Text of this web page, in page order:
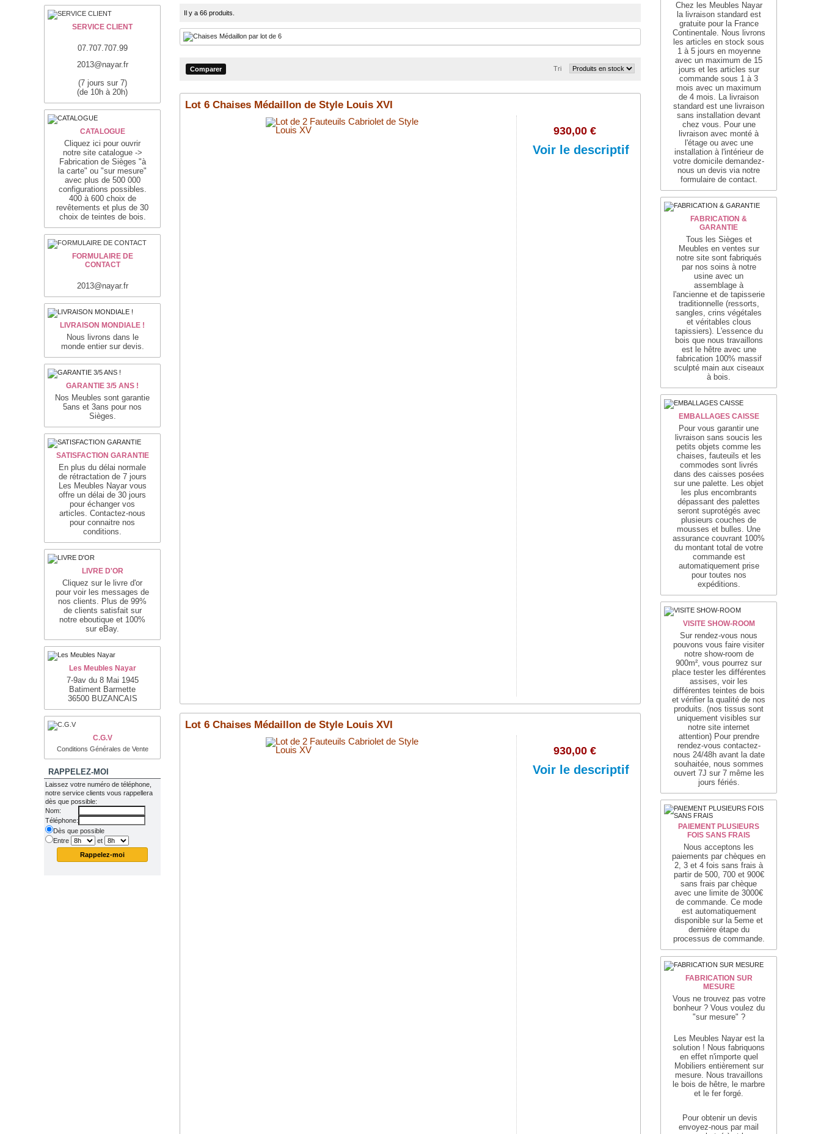
SERVICE CLIENT
07.707.707.99
2013@nayar.fr
(7 jours sur 7)
(de 10h à 20h)
CATALOGUE
Cliquez ici pour ouvrir
notre site catalogue ->
Fabrication de Sièges "à
la carte" ou "sur mesure"
avec plus de 500 000
configurations possibles.
400 à 600 choix de
revêtements et plus de 30
choix de teintes de bois.
FORMULAIRE DE
CONTACT
2013@nayar.fr
LIVRAISON MONDIALE !
Nous livrons dans le
monde entier sur devis.
GARANTIE 3/5 ANS !
Nos Meubles sont garantie
5ans et 3ans pour nos
Sièges.
SATISFACTION GARANTIE
En plus du délai normale
de rétractation de 7 jours
Les Meubles Nayar vous
offre un délai de 30 jours
pour échanger vos
articles. Contactez-nous
pour connaitre nos
conditions.
LIVRE D'OR
Cliquez sur le livre d'or
pour voir les messages de
nos clients. Plus de 99%
de clients satisfait sur
notre eboutique et 100%
sur eBay.
Les Meubles Nayar
7-9av du 8 Mai 1945
Batiment Barmette
36500 BUZANCAIS
C.G.V
Conditions Générales de Vente
RAPPELEZ-MOI
Laissez votre numéro de téléphone,
notre service clients vous rappellera
dès que possible:
Nom:
Téléphone:
Dès que possible
Entre
et
Il y a 66 produits.
Tri
Lot 6 Chaises Médaillon de Style Louis XVI
Lot
de
6
Chaises
Médaillon
de
Style
Louis
XVI.
Articles
neuf
fabriqués
par
nos
soins
en
hêtre
massif
sculpté
main
avec
un
rembourrage
traditionnel.
Livraison
gratuite
chez
vous
si
vous
êtes
en
France.
Si
vous
sélectionnez
le
mode
de
paiement
"chèque",
valable
pour
ce
produit
uniquement,
vous
pourrez
payer
en
3
fois
sans
frais
si
vous
le
souhaitez,...
930,00 €
Voir le descriptif
Ajouter au panier
Lot 6 Chaises Médaillon de Style Louis XVI
Lot
de
6
Chaises
Médaillon
de
Style
Louis
XVI.
Articles
neuf
fabriqués
par
nos
soins
en
hêtre
massif
sculpté
main
avec
un
rembourrage
traditionnel.
Livraison
gratuite
chez
vous
si
vous
êtes
en
France.
Si
vous
sélectionnez
le
mode
de
paiement
930,00 €
Voir le descriptif
Chez les Meubles Nayar
la livraison standard est
gratuite pour la France
Continentale. Nous livrons
les articles en stock sous
1 à 5 jours en moyenne
avec un maximum de 15
jours et les articles sur
commande sous 1 à 3
mois avec un maximum
de 4 mois. La livraison
standard est une livraison
sans installation devant
chez vous. Pour une
livraison avec monté à
l'étage ou avec une
installation à l'intérieur de
votre domicile demandez-
nous un devis via notre
formulaire de contact.
FABRICATION &
GARANTIE
Tous les Sièges et
Meubles en ventes sur
notre site sont fabriqués
par nos soins à notre
usine avec un
assemblage à
l'ancienne et de tapisserie
traditionnelle (ressorts,
sangles, crins végétales
et véritables clous
tapissiers). L'essence du
bois que nous travaillons
est le hêtre avec une
fabrication 100% massif
sculpté main aux ciseaux
à bois.
EMBALLAGES CAISSE
Pour vous garantir une
livraison sans soucis les
petits objets comme les
chaises, fauteuils et les
commodes sont livrés
dans des caisses posées
sur une palette. Les objet
les plus encombrants
dépassant des palettes
seront suprotégés avec
plusieurs couches de
mousses et bulles. Une
assurance couvrant 100%
du montant total de votre
commande est
automatiquement prise
pour toutes nos
expéditions.
VISITE SHOW-ROOM
Sur rendez-vous nous
pouvons vous faire visiter
notre show-room de
900m², vous pourrez sur
place tester les différentes
assises, voir les
différentes teintes de bois
et vérifier la qualité de nos
produits. (nos tissus sont
uniquement visibles sur
notre site internet
attention) Pour prendre
rendez-vous contactez-
nous 24/48h avant la date
souhaitée, nous sommes
ouvert 7J sur 7 même les
jours fériés.
PAIEMENT PLUSIEURS
FOIS SANS FRAIS
Nous acceptons les
paiements par chèques en
2, 3 et 4 fois sans frais à
partir de 500, 700 et 900€
sans frais par chèque
avec une limite de 3000€
de commande. Ce mode
est automatiquement
disponible sur la 5eme et
dernière étape du
processus de commande.
FABRICATION SUR
MESURE
Vous ne trouvez pas votre
bonheur ? Vous voulez du
"sur mesure" ?
Les Meubles Nayar est la
solution ! Nous fabriquons
en effet n'importe quel
Mobiliers entièrement sur
mesure. Nous travaillons
le bois de hêtre, le marbre
et le fer forgé.
Pour obtenir un devis
envoyez-nous par mail